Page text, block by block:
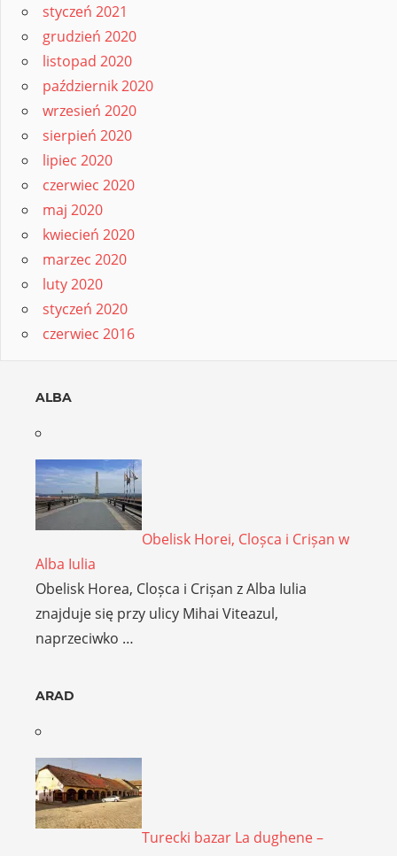
styczeń 2021
grudzień 2020
listopad 2020
październik 2020
wrzesień 2020
sierpień 2020
lipiec 2020
czerwiec 2020
maj 2020
kwiecień 2020
marzec 2020
luty 2020
styczeń 2020
czerwiec 2016
ALBA
Obelisk Horei, Cloșca i Crișan w
Alba Iulia
Obelisk Horea, Cloșca i Crișan z Alba Iulia
znajduje się przy ulicy Mihai Viteazul,
naprzeciwko …
ARAD
Turecki bazar La dughene –